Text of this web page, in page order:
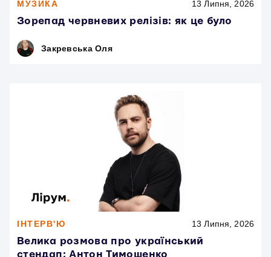
МУЗИКА 13 Липня, 2026
Зорепад червневих релізів: як це було
Закревська Оля
ІНТЕРВ'Ю 13 Липня, 2026
Велика розмова про український
стендап: Антон Тимошенко